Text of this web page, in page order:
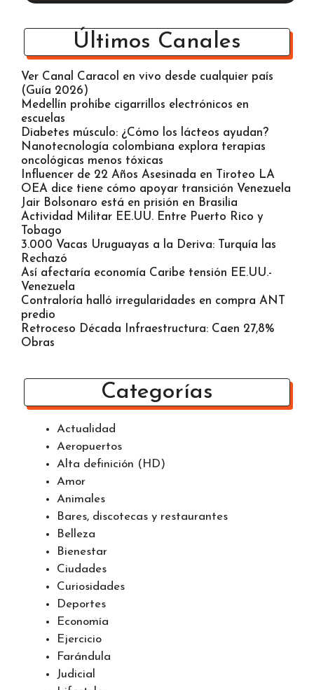
CONTACTO
Últimos Canales
Ver Canal Caracol en vivo desde cualquier país
(Guía 2026)
Medellín prohíbe cigarrillos electrónicos en
escuelas
Diabetes músculo: ¿Cómo los lácteos ayudan?
Nanotecnología colombiana explora terapias
oncológicas menos tóxicas
Influencer de 22 Años Asesinada en Tiroteo LA
OEA dice tiene cómo apoyar transición Venezuela
Jair Bolsonaro está en prisión en Brasilia
Actividad Militar EE.UU. Entre Puerto Rico y
Tobago
3.000 Vacas Uruguayas a la Deriva: Turquía las
Rechazó
Así afectaría economía Caribe tensión EE.UU.-
Venezuela
Contraloría halló irregularidades en compra ANT
Obras
Categorías
Actualidad
Aeropuertos
Alta definición (HD)
Amor
Animales
Bares, discotecas y restaurantes
Belleza
Bienestar
Ciudades
Curiosidades
Deportes
Economía
Ejercicio